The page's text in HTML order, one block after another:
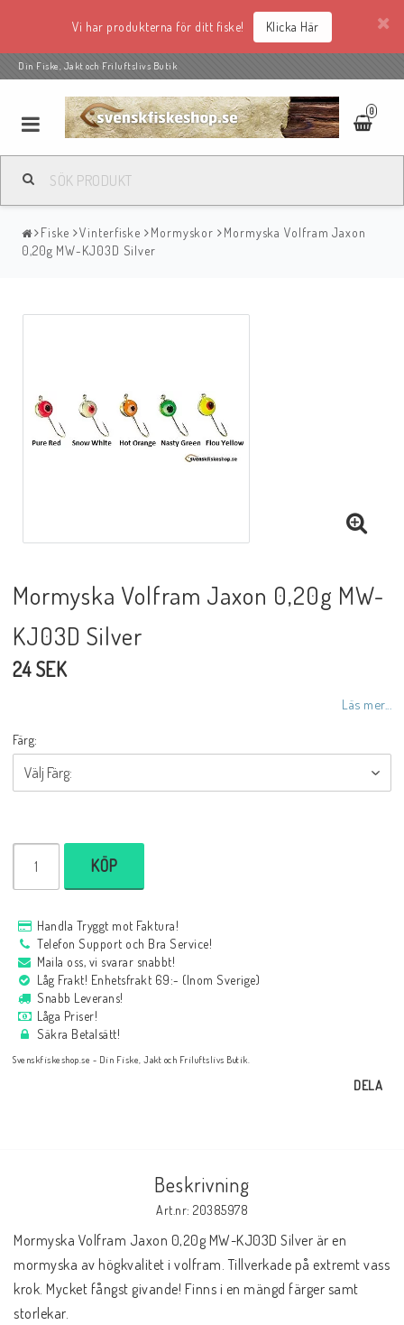
Vi har produkterna för ditt fiske! Klicka Här
Din Fiske, Jakt och Friluftslivs Butik
0
Fiske Vinterfiske Mormyskor
Mormyska Volfram Jaxon
0,20g MW-KJ03D Silver
Mormyska Volfram Jaxon 0,20g MW-
KJ03D Silver
24 SEK
Läs mer...
Färg:
KÖP
Handla Tryggt mot Faktura!
Telefon Support och Bra Service!
Maila oss, vi svarar snabbt!
Låg Frakt! Enhetsfrakt 69:- (Inom Sverige)
Snabb Leverans!
Låga Priser!
Säkra Betalsätt!
Svenskfiskeshop.se - Din Fiske, Jakt och Friluftslivs Butik.
DELA
Beskrivning
Art.nr: 20385978
Mormyska Volfram Jaxon 0,20g MW-KJ03D Silver är en
mormyska av högkvalitet i volfram. Tillverkade på extremt vass
krok. Mycket fångst givande! Finns i en mängd färger samt
storlekar.